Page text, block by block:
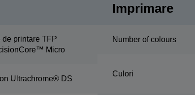
de printare TFP
Micro
Ultrachrome® DS
Imprimare
Number of colours
Culori